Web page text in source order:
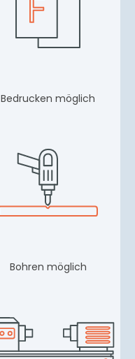
Bedrucken möglich
Bohren möglich